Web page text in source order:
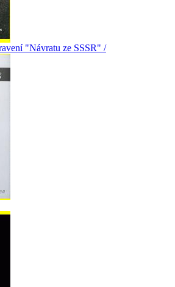
"Návratu ze SSSR" /